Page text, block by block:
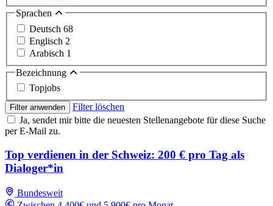
Sprachen
Deutsch 68
Englisch 2
Arabisch 1
Bezeichnung
Topjobs
Filter anwenden
Filter löschen
Ja, sendet mir bitte die neuesten Stellenangebote für diese Suche
per E-Mail zu.
Top verdienen in der Schweiz: 200 € pro Tag als
Dialoger*in
Bundesweit